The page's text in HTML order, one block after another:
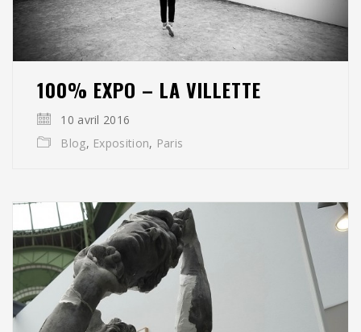
100% EXPO – LA VILLETTE
10 avril 2016
Blog, Exposition, Paris